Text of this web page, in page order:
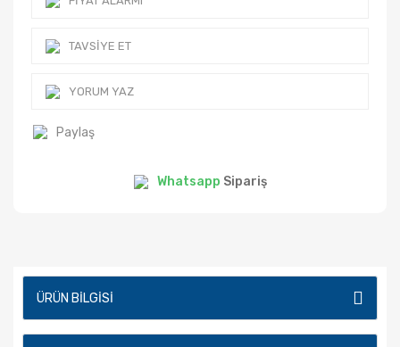
TAVSIYE ET
YORUM YAZ
Paylaş
Whatsapp Sipariş
ÜRÜN BILGISI